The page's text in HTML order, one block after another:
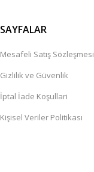
SAYFALAR
Mesafeli Satış Sözleşmesi
Gizlilik ve Güvenlik
İptal İade Koşullari
Kişisel Veriler Politikası